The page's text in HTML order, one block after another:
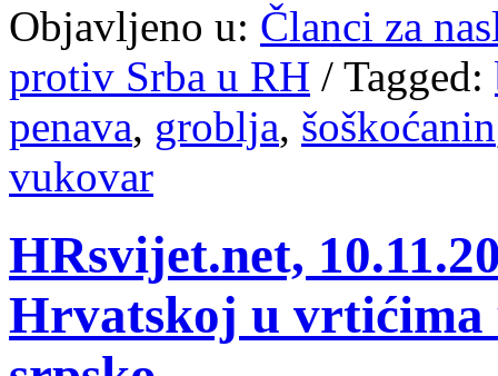
Objavljeno u: Članci za
protiv Srba u RH / Tagged:
penava, groblja, šoškoćanin
vukovar
HRsvijet.net,
Hrvatskoj u vrtićima